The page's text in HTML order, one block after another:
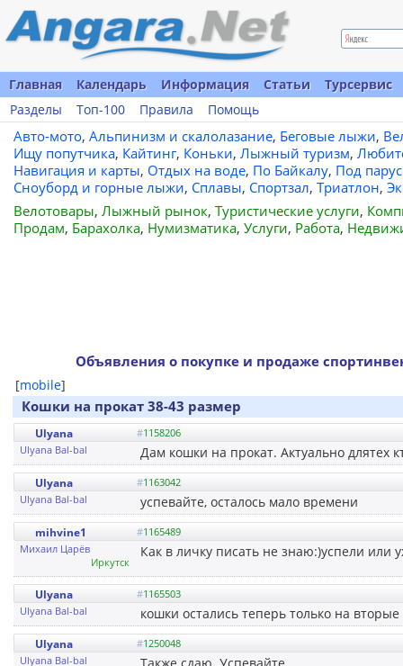
Главная Календарь Информация Статьи
Турсервис
Разделы
Топ-100 Правила Помощь
Авто-мото, Альпинизм и скалолазание, Беговые лыжи,
Ищу попутчика, Кайтинг, Коньки, Лыжный туризм,
Навигация и карты, Отдых на воде, По Байкалу, Под
Сноуборд и горные лыжи, Сплавы, Спортзал, Триатлон,
Велотовары, Лыжный рынок, Туристические услуги,
Продам, Барахолка, Нумизматика, Услуги, Работа,
Объявления о покупке и продаже
[mobile]
Кошки на прокат 38-43 размер
Ulyana #1158206
Ulyana Bal-bal
Дам кошки на прокат. Актуально длятех
Ulyana #1163042
Ulyana Bal-bal
успевайте, осталось мало времени
mihvine1 #1165489
Михаил Царёв
Иркутск
Как в личку писать не знаю:)успели или
Ulyana #1165503
Ulyana Bal-bal
кошки остались теперь только на
Ulyana #1250048
Ulyana Bal-bal
Также сдаю. Успевайте.